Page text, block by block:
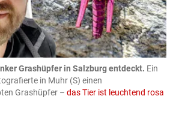
Grashüpfer in Salzburg entdeckt. Ein
in Muhr (S) einen
Grashüpfer – das Tier ist leuchtend rosa